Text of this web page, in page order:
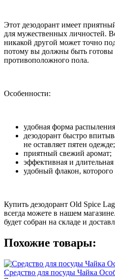
Этот дезодорант имеет
для мужественных личностей.
никакой другой может точно
потому вы должны быть
противоположного пола.
Особенности:
удобная форма
дезодорант быстро
не оставляет пятен одежде;
приятный свежий аромат;
эффективная и
удобный флакон, которого
Купить дезодорант Old Spice
всегда можете в нашем
будет собран на складе и
Похожие товары:
Средство для посуды Чайка